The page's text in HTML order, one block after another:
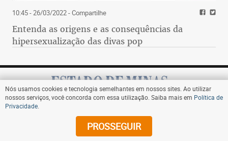
10:45 - 26/03/2022- Compartilhe
Entenda as origens e as consequências da
hipersexualização das divas pop
Assine
Nós usamos cookies e tecnologia semelhantes em nossos sites. Ao utilizar
nossos serviços, você concorda com essa utilização. Saiba mais em Política de
Privacidade
PROSSEGUIR